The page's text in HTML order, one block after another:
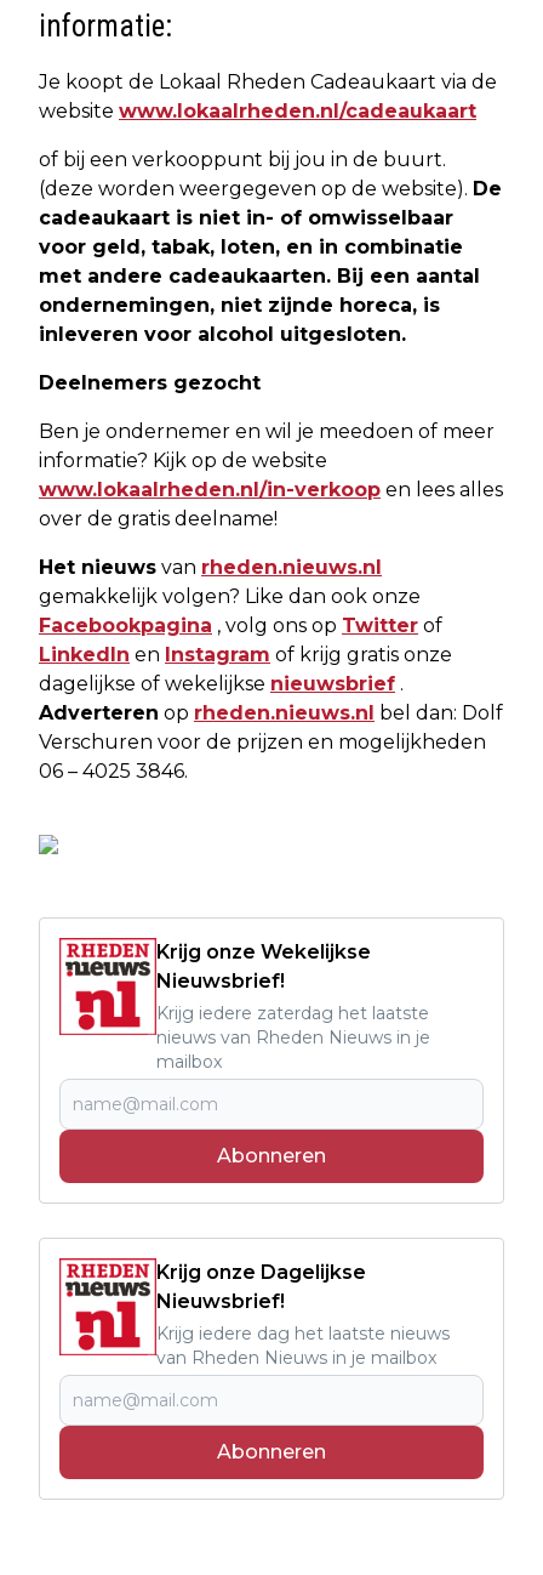
informatie:
Je koopt de Lokaal Rheden Cadeaukaart via de
website www.lokaalrheden.nl/cadeaukaart
of bij een verkooppunt bij jou in de buurt.
(deze worden weergegeven op de website). De
cadeaukaart is niet in- of omwisselbaar
voor geld, tabak, loten, en in combinatie
met andere cadeaukaarten. Bij een aantal
ondernemingen, niet zijnde horeca, is
inleveren voor alcohol uitgesloten.
Deelnemers gezocht
Ben je ondernemer en wil je meedoen of meer
informatie? Kijk op de website
www.lokaalrheden.nl/in-verkoop en lees alles
over de gratis deelname!
Het nieuws van rheden.nieuws.nl
gemakkelijk volgen? Like dan ook onze
Facebookpagina , volg ons op Twitter of
LinkedIn en Instagram of krijg gratis onze
dagelijkse of wekelijkse nieuwsbrief .
Adverteren op rheden.nieuws.nl bel dan: Dolf
Verschuren voor de prijzen en mogelijkheden
06 – 4025 3846.
Krijg onze Wekelijkse
Nieuwsbrief!
Krijg iedere zaterdag het laatste
nieuws van Rheden Nieuws in je
mailbox
Abonneren
Krijg onze Dagelijkse
Nieuwsbrief!
Krijg iedere dag het laatste nieuws
van Rheden Nieuws in je mailbox
Abonneren